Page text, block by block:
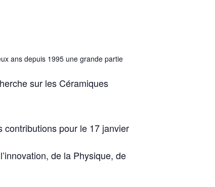
ans depuis 1995 une grande partie
sur les Céramiques
contributions pour le 17 janvier
de la Physique, de